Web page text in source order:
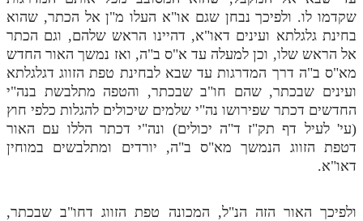
שקדמו לו. ולפיכך נבחן שגם או"א העלו מ"ן אל הכתר, שהוא
בחינת גלגלתא ועינים דאו"א, דהיינו הראש שלהם, וגם הכתר
אל הראש שלו, וכן למעלה עד א"ס ב"ה, ואז נמשך האור החדש
מא"ס ב"ה דרך המדרגות עד שבא לבחינת טפת הזווג דגלגלתא
ועינים שבכתר, שהם חו"ב שבכתר, והטפה מתלבשת בנה"י
החדשים דכתר שפירושו נה"י שלמים שיכולים להגלות כלפי חוץ
(עי' לעיל דף תק"ז ד"ה יכולים) ונה"י דכתר הללו עם האור
דטפת הזווג הנמשך מא"ס ב"ה, יורדים ומתלבשים במוחין
דאו"א.
ולפיכך האור הזה הנ"ל, המכונה טפת הזווג דחו"ב שבכתר,